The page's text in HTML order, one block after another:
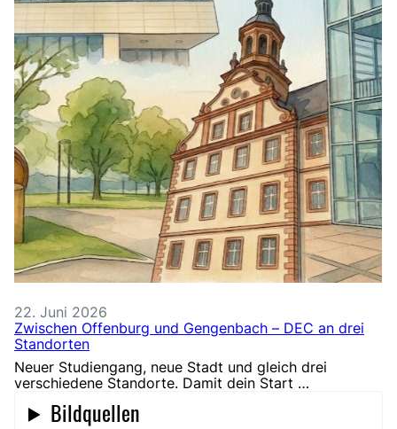
22. Juni 2026
Zwischen Offenburg und Gengenbach – DEC an drei
Standorten
Neuer Studiengang, neue Stadt und gleich drei
verschiedene Standorte. Damit dein Start …
Bildquellen